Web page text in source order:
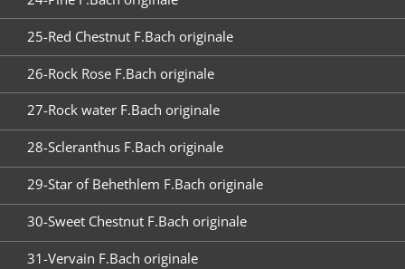
25-Red Chestnut F.Bach originale
26-Rock Rose F.Bach originale
27-Rock water F.Bach originale
28-Scleranthus F.Bach originale
29-Star of Behethlem F.Bach originale
30-Sweet Chestnut F.Bach originale
31-Vervain F.Bach originale